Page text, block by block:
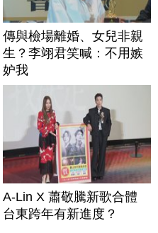
傳與檢場離婚、女兒非親
生？李翊君笑喊：不用嫉
妒我
A-Lin X 蕭敬騰新歌合體
台東跨年有新進度？